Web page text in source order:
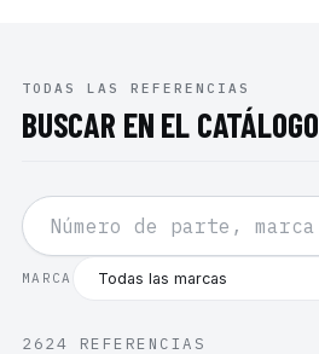
TODAS LAS REFERENCIAS
BUSCAR EN EL CATÁLOGO
MARCA
2624 REFERENCIAS